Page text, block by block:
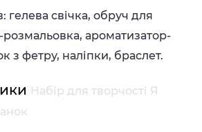
гелева свічка, обруч для
розмальовка, ароматизатор-
з фетру, наліпки, браслет.
Набір для творчості Я